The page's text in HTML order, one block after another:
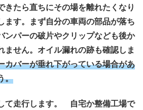
きたら直ちにその場を離れたくなり
ます。まず自分の車両の部品が落ち
ンパーの破片やクリップなども後か
ません。オイル漏れの跡も確認しま
カバーが垂れ下がっている場合があ
。
て走行します。 自宅か整備工場で